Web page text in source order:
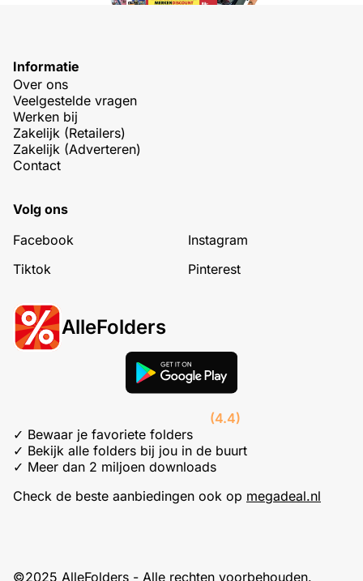
Informatie
Over ons
Veelgestelde vragen
Werken bij
Zakelijk (Retailers)
Zakelijk (Adverteren)
Contact
Volg ons
Facebook
Instagram
Tiktok
Pinterest
AlleFolders
(4.4)
✓ Bewaar je favoriete folders
✓ Bekijk alle folders bij jou in de buurt
✓ Meer dan 2 miljoen downloads
Check de beste aanbiedingen ook op megadeal.nl
©2025 AlleFolders - Alle rechten voorbehouden.